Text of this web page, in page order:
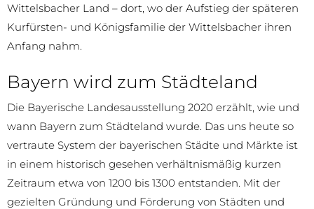
Wittelsbacher Land – dort, wo der Aufstieg der späteren
Kurfürsten- und Königsfamilie der Wittelsbacher ihren
Anfang nahm.
Bayern wird zum Städteland
Die Bayerische Landesausstellung 2020 erzählt, wie und
wann Bayern zum Städteland wurde. Das uns heute so
vertraute System der bayerischen Städte und Märkte ist
in einem historisch gesehen verhältnismäßig kurzen
Zeitraum etwa von 1200 bis 1300 entstanden. Mit der
gezielten Gründung und Förderung von Städten und